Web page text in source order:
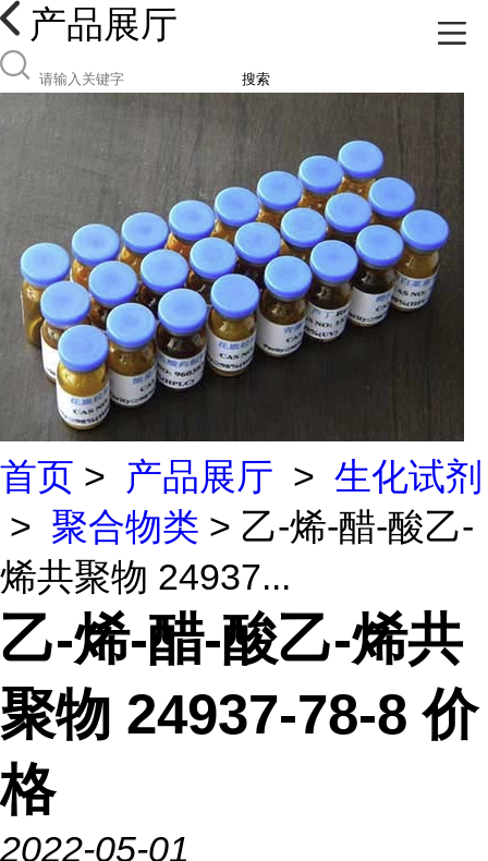
产品展厅
搜索
首页 > 产品展厅 > 生化试剂
> 聚合物类 > 乙-烯-醋-酸乙-
烯共聚物 24937...
乙-烯-醋-酸乙-烯共
聚物 24937-78-8 价
格
2022-05-01